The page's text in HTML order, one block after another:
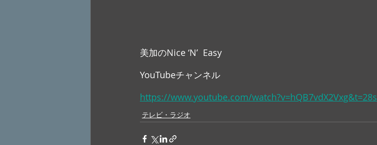
美加のNice ‘N’  Easy
YouTubeチャンネル
https://www.youtube.com/watch?v=hQB7vdX2Vxg&t=28s
テレビ・ラジオ